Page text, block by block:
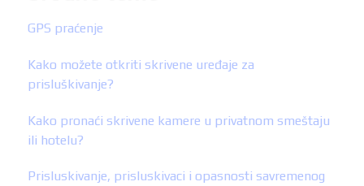
GPS praćenje
Kako možete otkriti skrivene uređaje za
prisluškivanje?
Kako pronaći skrivene kamere u privatnom smeštaju
ili hotelu?
Prisluskivanje, prisluskivaci i opasnosti savremenog